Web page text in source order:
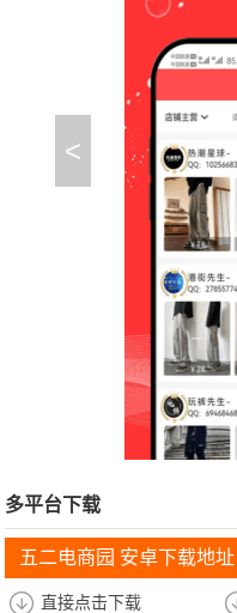
<
多平台下载
五二电商园 安卓下载地址
直接点击下载